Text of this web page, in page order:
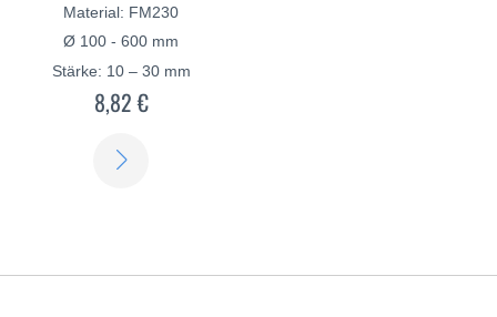
Material: FM230
Ø 100 - 600 mm
Stärke: 10 – 30 mm
8,82 €